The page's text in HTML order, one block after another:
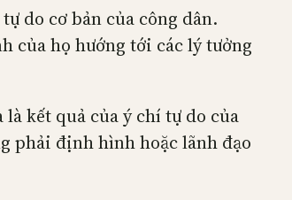
do cơ bản của công dân.
của họ hướng tới các lý tưởng
kết quả của ý chí tự do của
phải định hình hoặc lãnh đạo